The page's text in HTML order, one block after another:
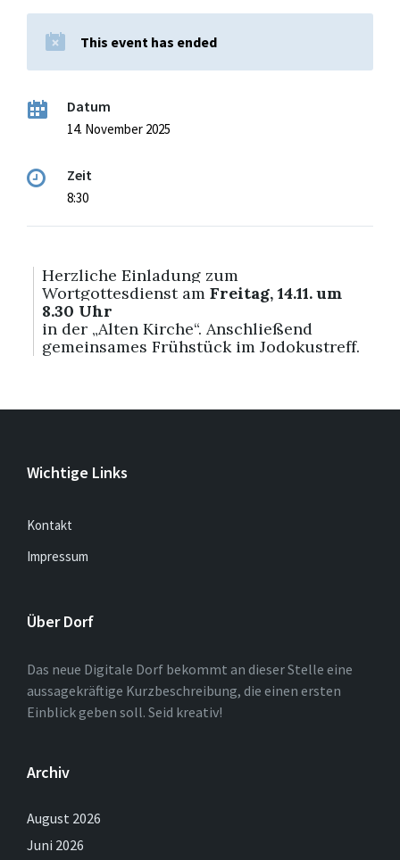
This event has ended
Datum
14. November 2025
Zeit
8:30
Herzliche Einladung zum
Wortgottesdienst amFreitag, 14.11. um
8.30 Uhr
in der „Alten Kirche“. Anschließend
gemeinsames Frühstück im Jodokustreff.
Wichtige Links
Kontakt
Impressum
Über Dorf
Das neue Digitale Dorf bekommt an dieser Stelle eine
aussagekräftige Kurzbeschreibung, die einen ersten
Einblick geben soll. Seid kreativ!
Archiv
August 2026
Juni 2026